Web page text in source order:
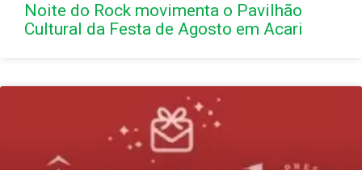
Noite do Rock movimenta o Pavilhão
Cultural da Festa de Agosto em Acari